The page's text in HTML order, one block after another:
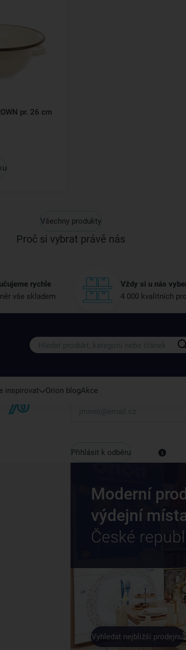
pr. 26 cm
Všechny produkty
Proč si vybrat právě nás
rychle
vše skladem
Vždy si u nás
4 000 kvalitních
inspirovat Orion blogAkce
Přihlaste se k odběru našeho
Váš e-mail
Přihlásit k odběru
Moderní
výdejní
České
Vyhledat nejbližší prodejnu